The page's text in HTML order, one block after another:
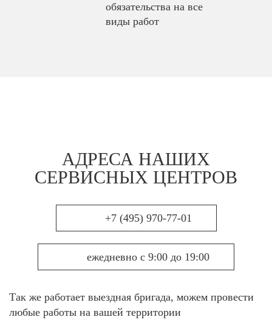
обязательства на все
виды работ
АДРЕСА НАШИХ
СЕРВИСНЫХ ЦЕНТРОВ
+7 (495) 970-77-01
ежедневно с 9:00 до 19:00
Так же работает выездная бригада, можем провести
любые работы на вашей территории